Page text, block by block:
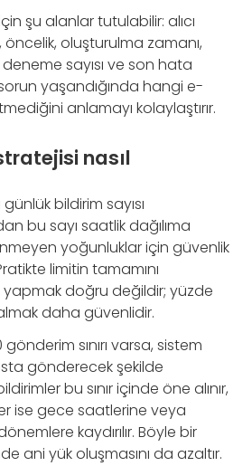
şu alanlar tutulabilir: alıcı
oluşturulma zamanı,
sayısı ve son hata
sorun yaşandığında hangi e-
anlamayı kolaylaştırır.
nasıl
bildirim sayısı
bu sayı saatlik dağılıma
yoğunluklar için güvenlik
limitin tamamını
doğru değildir; yüzde
daha güvenlidir.
sınırı varsa, sistem
gönderecek şekilde
bu sınır içinde öne alınır,
ise gece saatlerine veya
kaydırılır. Böyle bir
ani yük oluşmasını da azaltır.